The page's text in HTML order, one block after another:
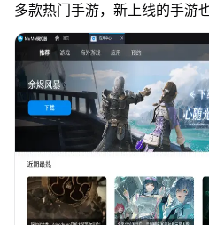
多款热门手游，新上线的手游